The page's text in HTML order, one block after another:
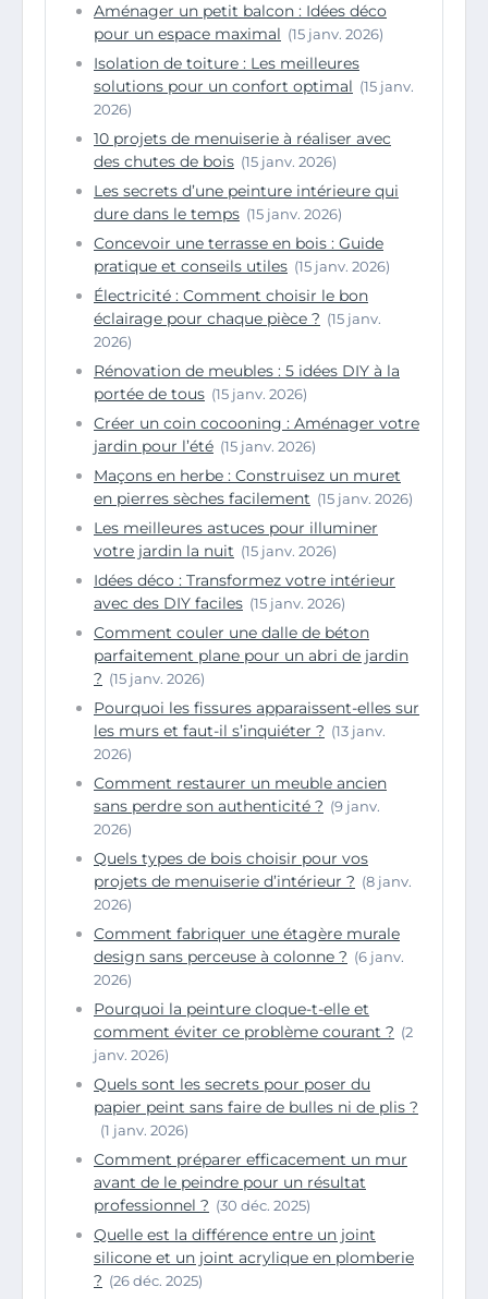
Aménager un petit balcon : Idées déco
pour un espace maximal (15 janv. 2026)
Isolation de toiture : Les meilleures
solutions pour un confort optimal (15 janv.
2026)
10 projets de menuiserie à réaliser avec
des chutes de bois (15 janv. 2026)
Les secrets d’une peinture intérieure qui
dure dans le temps (15 janv. 2026)
Concevoir une terrasse en bois : Guide
pratique et conseils utiles (15 janv. 2026)
Électricité : Comment choisir le bon
éclairage pour chaque pièce ? (15 janv.
2026)
Rénovation de meubles : 5 idées DIY à la
portée de tous (15 janv. 2026)
Créer un coin cocooning : Aménager votre
jardin pour l’été (15 janv. 2026)
Maçons en herbe : Construisez un muret
en pierres sèches facilement (15 janv. 2026)
Les meilleures astuces pour illuminer
votre jardin la nuit (15 janv. 2026)
Idées déco : Transformez votre intérieur
avec des DIY faciles (15 janv. 2026)
Comment couler une dalle de béton
parfaitement plane pour un abri de jardin
? (15 janv. 2026)
Pourquoi les fissures apparaissent-elles sur
les murs et faut-il s’inquiéter ? (13 janv.
2026)
Comment restaurer un meuble ancien
sans perdre son authenticité ? (9 janv.
2026)
Quels types de bois choisir pour vos
projets de menuiserie d’intérieur ? (8 janv.
2026)
Comment fabriquer une étagère murale
design sans perceuse à colonne ? (6 janv.
2026)
Pourquoi la peinture cloque-t-elle et
comment éviter ce problème courant ? (2
janv. 2026)
Quels sont les secrets pour poser du
papier peint sans faire de bulles ni de plis ?
(1 janv. 2026)
Comment préparer efficacement un mur
avant de le peindre pour un résultat
professionnel ? (30 déc. 2025)
Quelle est la différence entre un joint
silicone et un joint acrylique en plomberie
? (26 déc. 2025)